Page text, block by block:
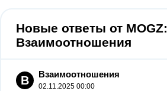
Новые ответы от MOGZ:
Взаимоотношения
В Взаимоотношения
02.11.2025 00:00